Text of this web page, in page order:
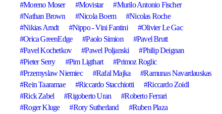
Moreno Moser
Movistar
Murilo Antonio Fischer
Nathan Brown
Nicola Boem
Nicolas Roche
Nikias Arndt
Nippo - Vini Fantini
Olivier Le Gac
Orica GreenEdge
Paolo Simion
Pavel Brutt
Pavel Kochetkov
Pawel Poljanski
Philip Deignan
Pieter Serry
Pim Ligthart
Primoz Roglic
Przemyslaw Niemiec
Rafal Majka
Ramunas Navardauskas
Rein Taaramae
Riccardo Stacchiotti
Riccardo Zoidl
Rick Zabel
Rigoberto Uran
Roberto Ferrari
Roger Kluge
Rory Sutherland
Ruben Plaza